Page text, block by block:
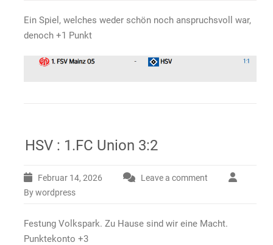
Ein Spiel, welches weder schön noch anspruchsvoll war,
denoch +1 Punkt
HSV : 1.FC Union 3:2
Februar 14, 2026
Leave a comment
By wordpress
Festung Volkspark. Zu Hause sind wir eine Macht.
Punktekonto +3